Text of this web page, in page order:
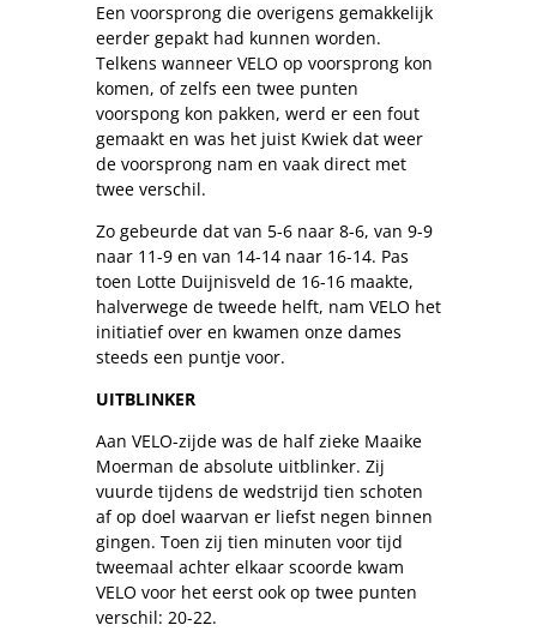
Een voorsprong die overigens gemakkelijk
eerder gepakt had kunnen worden.
Telkens wanneer VELO op voorsprong kon
komen, of zelfs een twee punten
voorspong kon pakken, werd er een fout
gemaakt en was het juist Kwiek dat weer
de voorsprong nam en vaak direct met
twee verschil.
Zo gebeurde dat van 5-6 naar 8-6, van 9-9
naar 11-9 en van 14-14 naar 16-14. Pas
toen Lotte Duijnisveld de 16-16 maakte,
halverwege de tweede helft, nam VELO het
initiatief over en kwamen onze dames
steeds een puntje voor.
UITBLINKER
Aan VELO-zijde was de half zieke Maaike
Moerman de absolute uitblinker. Zij
vuurde tijdens de wedstrijd tien schoten
af op doel waarvan er liefst negen binnen
gingen. Toen zij tien minuten voor tijd
tweemaal achter elkaar scoorde kwam
VELO voor het eerst ook op twee punten
verschil: 20-22.